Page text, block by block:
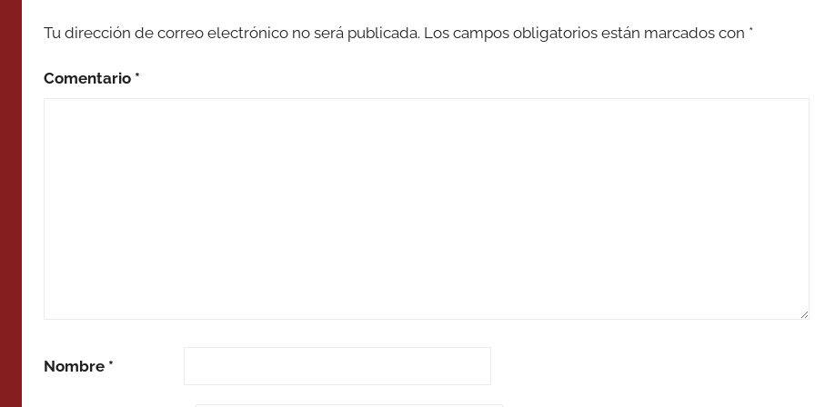
Tu dirección de correo electrónico no será publicada. Los campos obligatorios están marcados con *
Comentario *
Nombre *